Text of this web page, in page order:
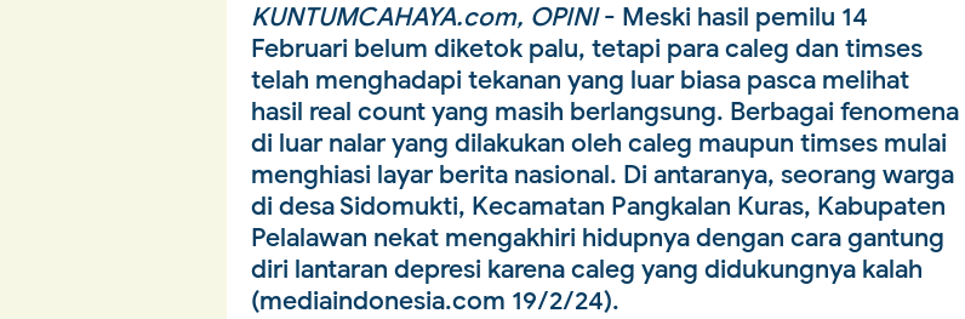
KUNTUMCAHAYA.com, OPINI- Meski hasil pemilu 14
Februari belum diketok palu, tetapi para caleg dan timses
telah menghadapi tekanan yang luar biasa pasca melihat
hasil real count yang masih berlangsung. Berbagai fenomena
di luar nalar yang dilakukan oleh caleg maupun timses mulai
menghiasi layar berita nasional. Di antaranya, seorang warga
di desa Sidomukti, Kecamatan Pangkalan Kuras, Kabupaten
Pelalawan nekat mengakhiri hidupnya dengan cara gantung
diri lantaran depresi karena caleg yang didukungnya kalah
(mediaindonesia.com 19/2/24).